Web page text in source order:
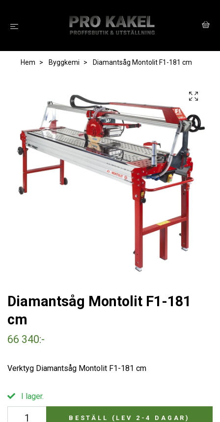
Hem Byggkemi Diamantsåg Montolit F1-181 cm
Diamantsåg Montolit F1-181
cm
66 340:-
Verktyg Diamantsåg Montolit F1-181 cm
I lager.
BESTÄLL (LEV 2-4 DAGAR)